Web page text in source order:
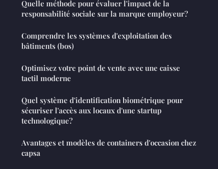
Quelle méthode pour évaluer l'impact de la
responsabilité sociale sur la marque employeur?
Comprendre les systèmes d'exploitation des
bâtiments (bos)
Optimisez votre point de vente avec une caisse
tactil moderne
Quel système d'identification biométrique pour
sécuriser l'accès aux locaux d'une startup
technologique?
Avantages et modèles de containers d'occasion chez
capsa